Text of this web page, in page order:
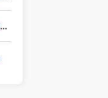
PT Sinar Metrindo Perkasa (SIMETRI)